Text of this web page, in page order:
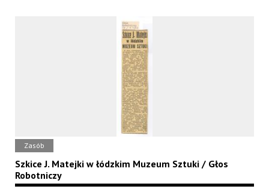
Zasób
Szkice J. Matejki w łódzkim Muzeum Sztuki / Głos
Robotniczy